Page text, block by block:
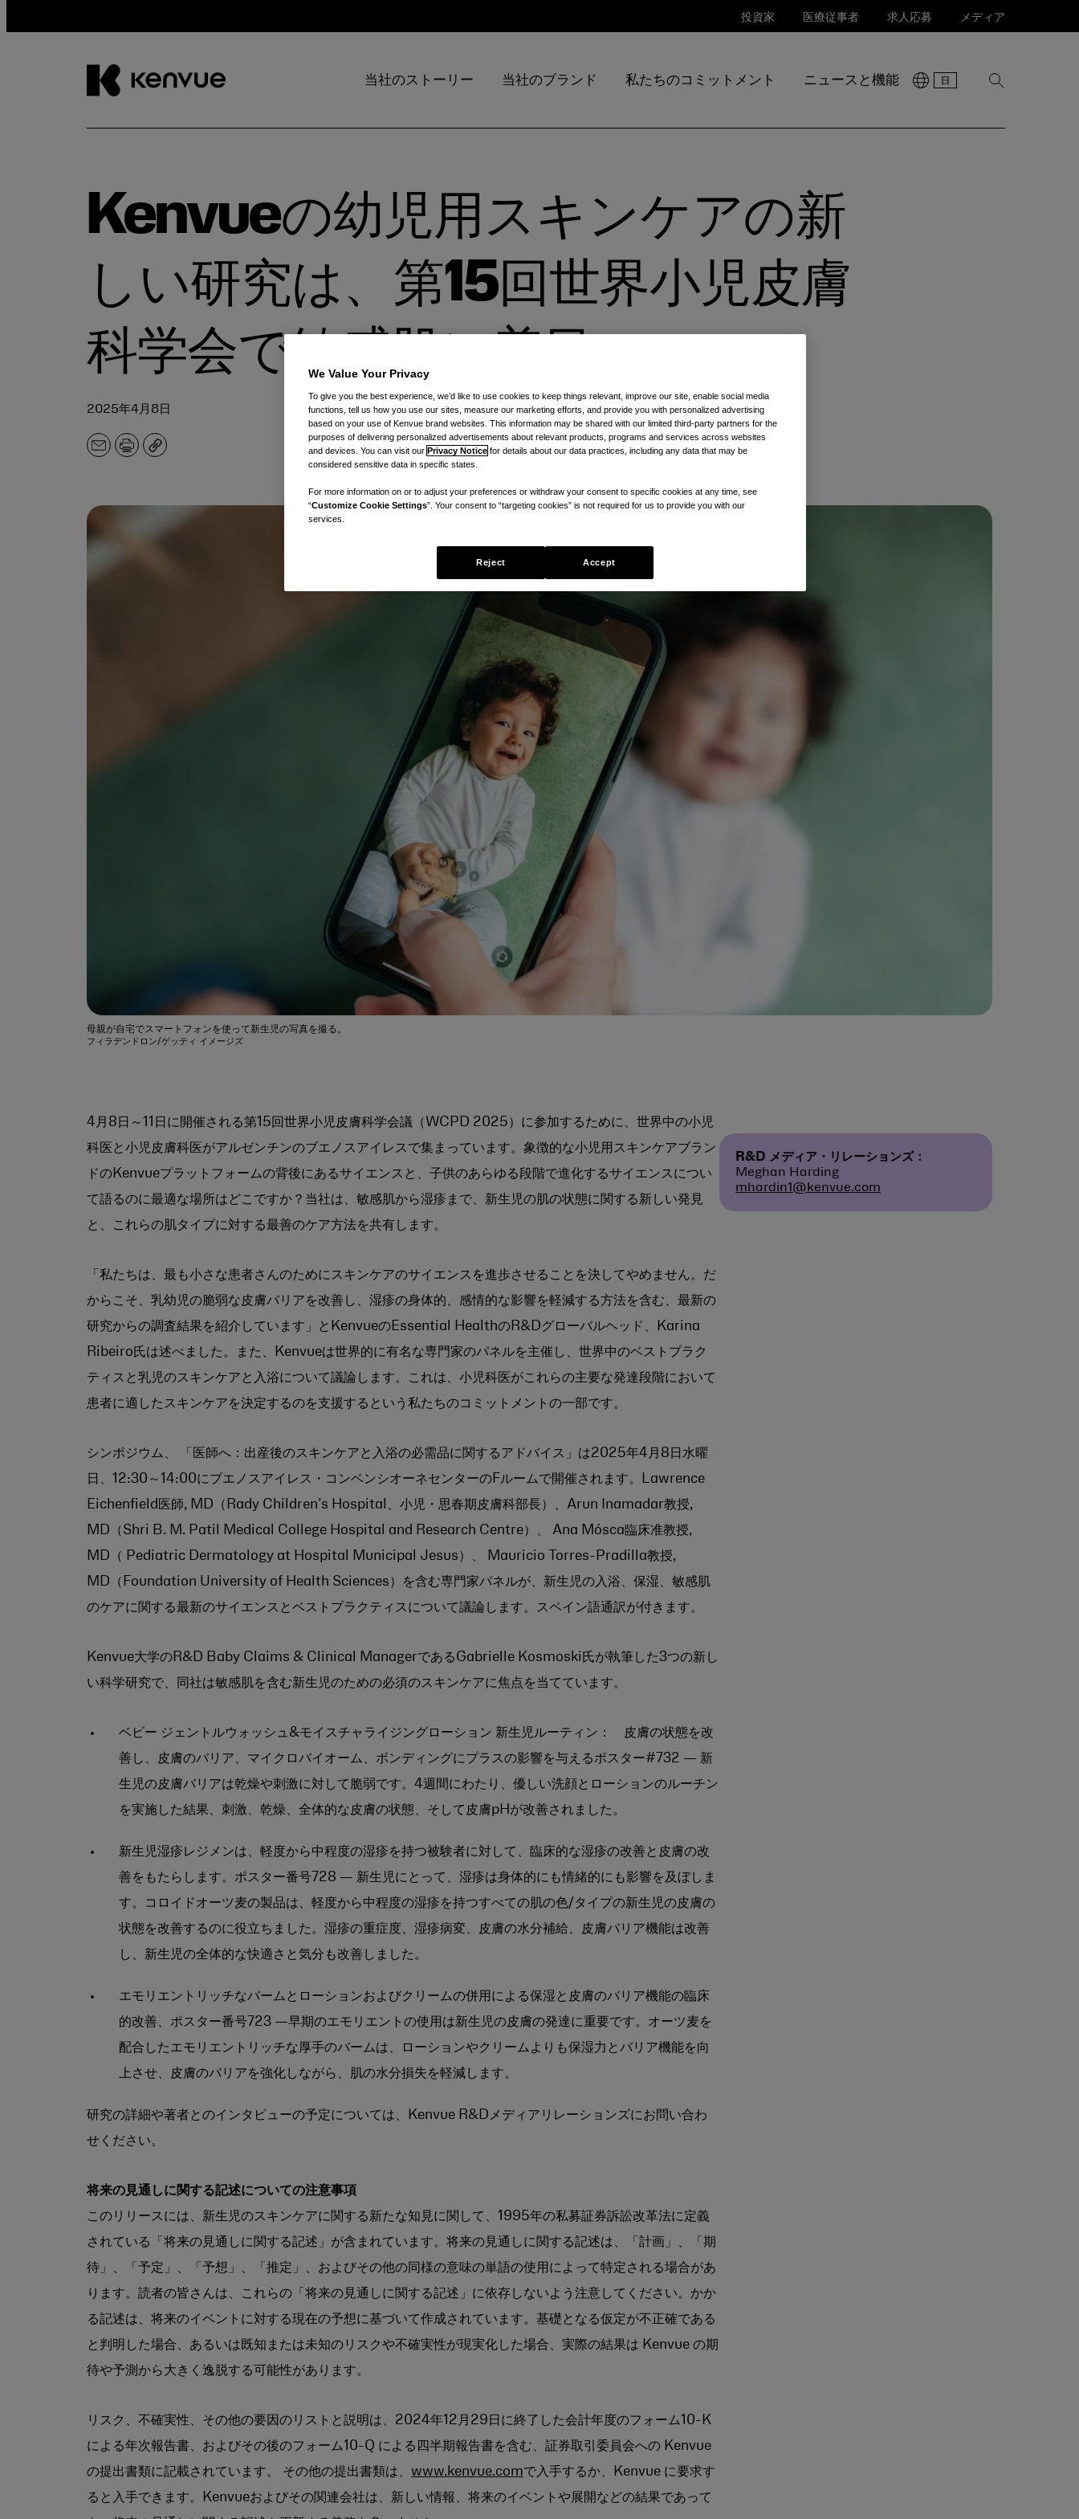
投資家 医療従事者 求人応募 メディア
当社のストーリー 当社のブランド 私たちのコミットメント ニュースと機能
検
表
Kenvueの幼児用スキンケアの新
しい研究は、第15回世界小児皮膚
科学会で敏感肌に着目
2025年4月8日
メ
印
コ
母親が自宅でスマートフォンを使って新生児の写真を撮る。
フィラデンドロン/ゲッティ イメージズ
4月8日～11日に開催される第15回世界小児皮膚科学会議（WCPD 2025）に参加するために、世界中の小児
科医と小児皮膚科医がアルゼンチンのブエノスアイレスで集まっています。象徴的な小児用スキンケアブラン
ドのKenvueプラットフォームの背後にあるサイエンスと、子供のあらゆる段階で進化するサイエンスについ
て語るのに最適な場所はどこですか？当社は、敏感肌から湿疹まで、新生児の肌の状態に関する新しい発見
と、これらの肌タイプに対する最善のケア方法を共有します。
「私たちは、最も小さな患者さんのためにスキンケアのサイエンスを進歩させることを決してやめません。だ
からこそ、乳幼児の脆弱な皮膚バリアを改善し、湿疹の身体的、感情的な影響を軽減する方法を含む、最新の
研究からの調査結果を紹介しています」とKenvueのEssential HealthのR&Dグローバルヘッド、Karina
Ribeiro氏は述べました。また、Kenvueは世界的に有名な専門家のパネルを主催し、世界中のベストプラク
ティスと乳児のスキンケアと入浴について議論します。これは、小児科医がこれらの主要な発達段階において
患者に適したスキンケアを決定するのを支援するという私たちのコミットメントの一部です。
シンポジウム、 「医師へ：出産後のスキンケアと入浴の必需品に関するアドバイス」は2025年4月8日水曜
日、12:30～14:00にブエノスアイレス・コンベンシオーネセンターのFルームで開催されます。Lawrence
Eichenfield医師, MD（Rady Children’s Hospital、小児・思春期皮膚科部長）、Arun Inamadar教授,
MD（Shri B. M. Patil Medical College Hospital and Research Centre）、 Ana Mósca臨床准教授,
MD（ Pediatric Dermatology at Hospital Municipal Jesus）、 Mauricio Torres-Pradilla教授,
MD（Foundation University of Health Sciences）を含む専門家パネルが、新生児の入浴、保湿、敏感肌
のケアに関する最新のサイエンスとベストプラクティスについて議論します。スペイン語通訳が付きます。
Kenvue大学のR&D Baby Claims & Clinical ManagerであるGabrielle Kosmoski氏が執筆した3つの新し
い科学研究で、同社は敏感肌を含む新生児のための必須のスキンケアに焦点を当てています。
ベビー ジェントルウォッシュ&モイスチャライジングローション 新生児ルーティン： 皮膚の状態を改
善し、皮膚のバリア、マイクロバイオーム、ボンディングにプラスの影響を与えるポスター#732 — 新
生児の皮膚バリアは乾燥や刺激に対して脆弱です。4週間にわたり、優しい洗顔とローションのルーチン
を実施した結果、刺激、乾燥、全体的な皮膚の状態、そして皮膚pHが改善されました。
新生児湿疹レジメンは、軽度から中程度の湿疹を持つ被験者に対して、臨床的な湿疹の改善と皮膚の改
善をもたらします。ポスター番号728 — 新生児にとって、湿疹は身体的にも情緒的にも影響を及ぼしま
す。コロイドオーツ麦の製品は、軽度から中程度の湿疹を持つすべての肌の色/タイプの新生児の皮膚の
状態を改善するのに役立ちました。湿疹の重症度、湿疹病変、皮膚の水分補給、皮膚バリア機能は改善
し、新生児の全体的な快適さと気分も改善しました。
エモリエントリッチなバームとローションおよびクリームの併用による保湿と皮膚のバリア機能の臨床
的改善、ポスター番号723 —早期のエモリエントの使用は新生児の皮膚の発達に重要です。オーツ麦を
配合したエモリエントリッチな厚手のバームは、ローションやクリームよりも保湿力とバリア機能を向
上させ、皮膚のバリアを強化しながら、肌の水分損失を軽減します。
研究の詳細や著者とのインタビューの予定については、Kenvue R&Dメディアリレーションズにお問い合わ
せください。
将来の見通しに関する記述についての注意事項
このリリースには、新生児のスキンケアに関する新たな知見に関して、1995年の私募証券訴訟改革法に定義
されている「将来の見通しに関する記述」が含まれています。将来の見通しに関する記述は、「計画」、「期
待」、「予定」、「予想」、「推定」、およびその他の同様の意味の単語の使用によって特定される場合があ
ります。読者の皆さんは、これらの「将来の見通しに関する記述」に依存しないよう注意してください。かか
る記述は、将来のイベントに対する現在の予想に基づいて作成されています。基礎となる仮定が不正確である
と判明した場合、あるいは既知または未知のリスクや不確実性が現実化した場合、実際の結果は Kenvue の期
待や予測から大きく逸脱する可能性があります。
リスク、不確実性、その他の要因のリストと説明は、2024年12月29日に終了した会計年度のフォーム10-K
による年次報告書、およびその後のフォーム10-Q による四半期報告書を含む、証券取引委員会への Kenvue
の提出書類に記載されています。 その他の提出書類は、 www.kenvue.comで入手するか、Kenvue に要求す
ると入手できます。Kenvueおよびその関連会社は、新しい情報、将来のイベントや展開などの結果であって
R&D メディア・リレーションズ：
Meghan Harding
mhardin1@kenvue.com
We Value Your Privacy
To give you the best experience, we’d like to use cookies to keep things relevant, improve our site, enable social media
functions, tell us how you use our sites, measure our marketing efforts, and provide you with personalized advertising
based on your use of Kenvue brand websites. This information may be shared with our limited third-party partners for the
purposes of delivering personalized advertisements about relevant products, programs and services across websites
and devices. You can visit our Privacy Notice for details about our data practices, including any data that may be
considered sensitive data in specific states.
For more information on or to adjust your preferences or withdraw your consent to specific cookies at any time, see
“Customize Cookie Settings”. Your consent to “targeting cookies” is not required for us to provide you with our
services.
Reject Accept